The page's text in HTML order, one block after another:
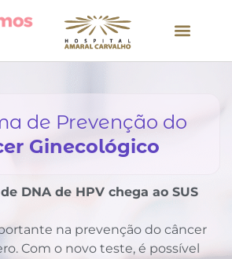
de Prevenção do
Ginecológico
DNA de HPV chega ao SUS
na prevenção do câncer
Com o novo teste, é possível